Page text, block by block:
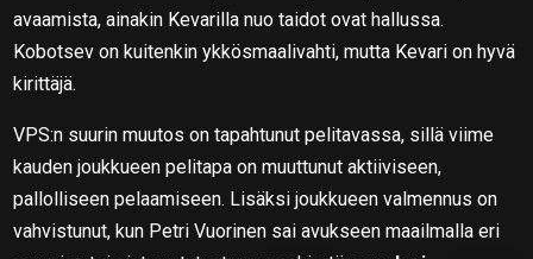
avaamista, ainakin Kevarilla nuo taidot ovat hallussa.
Kobotsev on kuitenkin ykkösmaalivahti, mutta Kevari on hyvä
kirittäjä.
VPS:n suurin muutos on tapahtunut pelitavassa, sillä viime
kauden joukkueen pelitapa on muuttunut aktiiviseen,
pallolliseen pelaamiseen. Lisäksi joukkueen valmennus on
vahvistunut, kun Petri Vuorinen sai avukseen maailmalla eri